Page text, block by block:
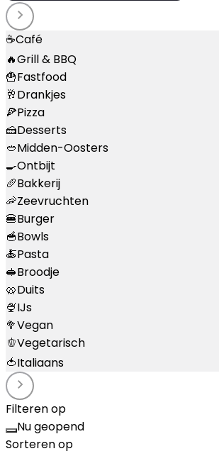
☕Café
🔥Grill & BBQ
🍟Fastfood
🥂Drankjes
🍕Pizza
🍰Desserts
🥙Midden-Oosters
🍳Ontbijt
🥖Bakkerij
🦐Zeevruchten
🍔Burger
🥣Bowls
🍝Pasta
🥪Broodje
🥨Duits
🍨IJs
🥦Vegan
🫑Vegetarisch
🍅Italiaans
Filteren op
Nu geopend
Sorteren op